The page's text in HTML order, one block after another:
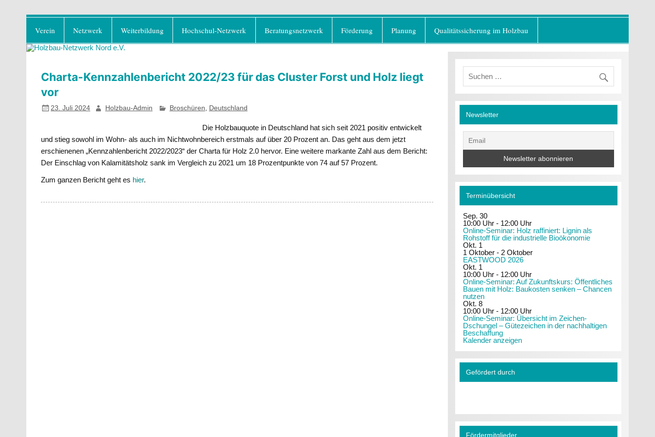
Holzbau-Netzwerk Nord e.V.
Förderung von Bildung im Themenfeld "Holz als klimafreundlicher und ressourcenschonender Baustoff"
Verein Netzwerk Weiterbildung Hochschul-Netzwerk Beratungsnetzwerk Förderung Planung Qualitätssicherung im Holzbau
Charta-Kennzahlenbericht 2022/23 für das Cluster Forst und Holz liegt
vor
23. Juli 2024 Holzbau-Admin Broschüren Deutschland
Die Holzbauquote in Deutschland hat sich seit 2021 positiv entwickelt
und stieg sowohl im Wohn- als auch im Nichtwohnbereich erstmals auf über 20 Prozent an. Das geht aus dem jetzt
erschienenen „Kennzahlenbericht 2022/2023“ der Charta für Holz 2.0 hervor. Eine weitere markante Zahl aus dem Bericht:
Der Einschlag von Kalamitätsholz sank im Vergleich zu 2021 um 18 Prozentpunkte von 74 auf 57 Prozent.
Zum ganzen Bericht geht es hier.
Newsletter
Terminübersicht
Sep. 30
10:00 Uhr- 12:00 Uhr
Online-Seminar: Holz raffiniert: Lignin als
Rohstoff für die industrielle Bioökonomie
Okt. 1
1 Oktober- 2 Oktober
EASTWOOD 2026
Okt. 1
10:00 Uhr- 12:00 Uhr
Online-Seminar: Auf Zukunftskurs: Öffentliches
Bauen mit Holz: Baukosten senken – Chancen
nutzen
Okt. 8
10:00 Uhr- 12:00 Uhr
Online-Seminar: Übersicht im Zeichen-
Dschungel – Gütezeichen in der nachhaltigen
Beschaffung
Kalender anzeigen
Gefördert durch
Fördermitglieder